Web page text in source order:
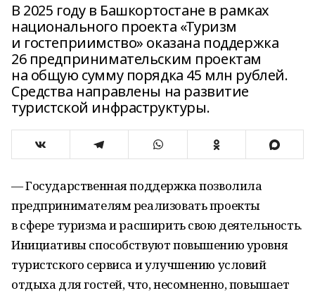
В 2025 году в Башкортостане в рамках
национального проекта «Туризм
и гостеприимство» оказана поддержка
26 предпринимательским проектам
на общую сумму порядка 45 млн рублей.
Средства направлены на развитие
туристской инфраструктуры.
— Государственная поддержка позволила
предпринимателям реализовать проекты
в сфере туризма и расширить свою деятельность.
Инициативы способствуют повышению уровня
туристского сервиса и улучшению условий
отдыха для гостей, что, несомненно, повышает